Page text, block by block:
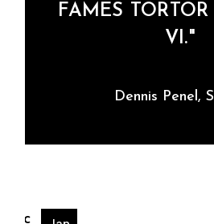
FAMES
VI."
Dennis Penel,